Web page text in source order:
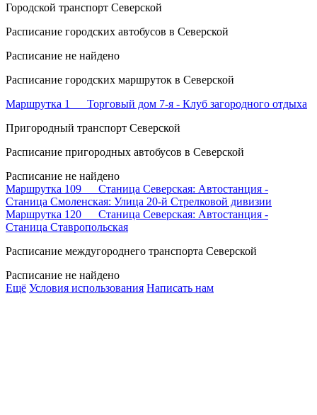
Городской транспорт Северской
Расписание городских автобусов в Северской
Расписание не найдено
Расписание городских маршруток в Северской
Маршрутка 1 Торговый дом 7-я - Клуб загородного отдыха
Пригородный транспорт Северской
Расписание пригородных автобусов в Северской
Расписание не найдено
Маршрутка 109 Станица Северская: Автостанция -
Станица Смоленская: Улица 20-й Стрелковой дивизии
Маршрутка 120 Станица Северская: Автостанция -
Станица Ставропольская
Расписание междугороднего транспорта Северской
Расписание не найдено
Ещё Условия использования Написать нам